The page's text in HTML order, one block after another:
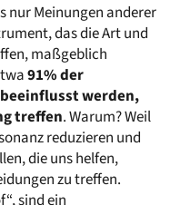
nur Meinungen anderer
das die Art und
maßgeblich
91% der
werden,
treffen. Warum? Weil
reduzieren und
die uns helfen,
zu treffen.
sind ein